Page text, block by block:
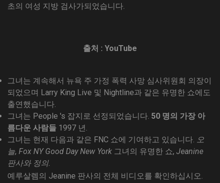
초의 여성 지방 검사가되었습니다.
출처 : YouTube
그녀는 계속해서 뉴욕 주 가정 폭력 사망 심사위원회 의장이
되었으며 Larry King Live 및 Nightline과 같은 유명한 쇼에도
출연했습니다.
그녀는 People 's 잡지로 선정되었습니다. 50 명의 가장 아
름다운 사람들 1997 년.
그녀는 현재 다음과 같은 FNC 쇼에 기여하고 있습니다. 오
늘, Fox NY Good Day New York 그녀의 유명한 쇼, Jeanine
판사와 정의.
예루살렘의 Jeanine 판사의 전체 비디오를 확인하십시오.